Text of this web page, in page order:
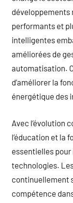
développements
performants et
intelligentes
améliorées de
automatisation.
d’améliorer la
énergétique des
Avec l’évolution
l’éducation et la
essentielles
technologies.
continuellement
compétence